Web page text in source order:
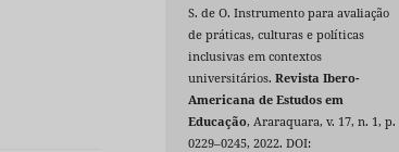
S. de O. Instrumento para avaliação
de práticas, culturas e políticas
inclusivas em contextos
universitários.Revista Ibero-
Americana de Estudos em
Educação, Araraquara, v. 17, n. 1, p.
0229–0245, 2022. DOI: